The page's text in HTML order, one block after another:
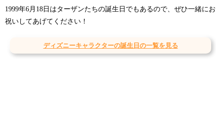
1999年6月18日はターザンたちの誕生日でもあるので、ぜひ一緒にお
祝いしてあげてください！
ディズニーキャラクターの誕生日の一覧を見る